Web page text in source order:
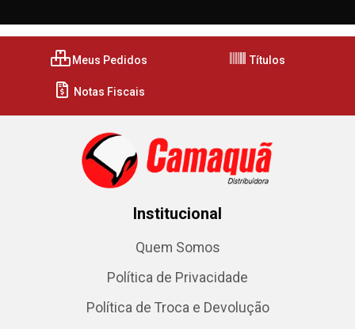
Meus Pedidos Títulos
Notas Fiscais
Institucional
Quem Somos
Política de Privacidade
Política de Troca e Devolução